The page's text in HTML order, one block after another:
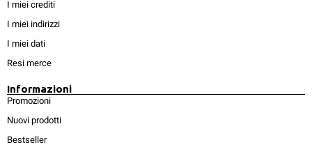
I miei crediti
I miei indirizzi
I miei dati
Resi merce
Informazioni
Promozioni
Nuovi prodotti
Bestseller